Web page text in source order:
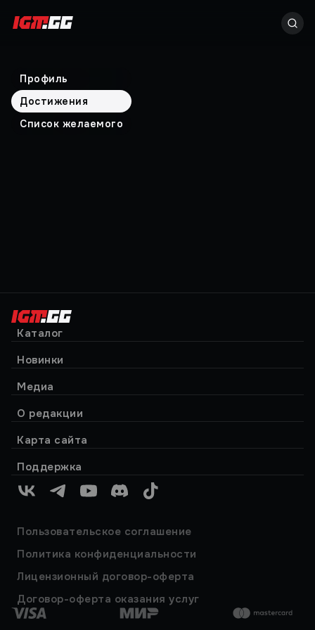
Профиль
Достижения
Список желаемого
Каталог
Новинки
Медиа
О редакции
Карта сайта
Поддержка
VK TelegramYouTubeDiscordTikTok
Пользовательское соглашение
Политика конфиденциальности
Лицензионный договор-оферта
Договор-оферта оказания услуг